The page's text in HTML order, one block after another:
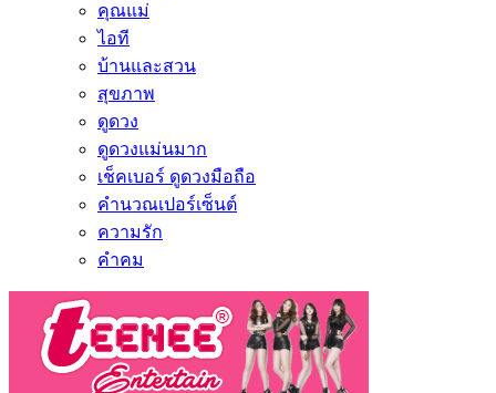
คุณแม่
ไอที
บ้านและสวน
สุขภาพ
ดูดวง
ดูดวงแม่นมาก
เช็คเบอร์ ดูดวงมือถือ
คำนวณเปอร์เซ็นต์
ความรัก
คำคม